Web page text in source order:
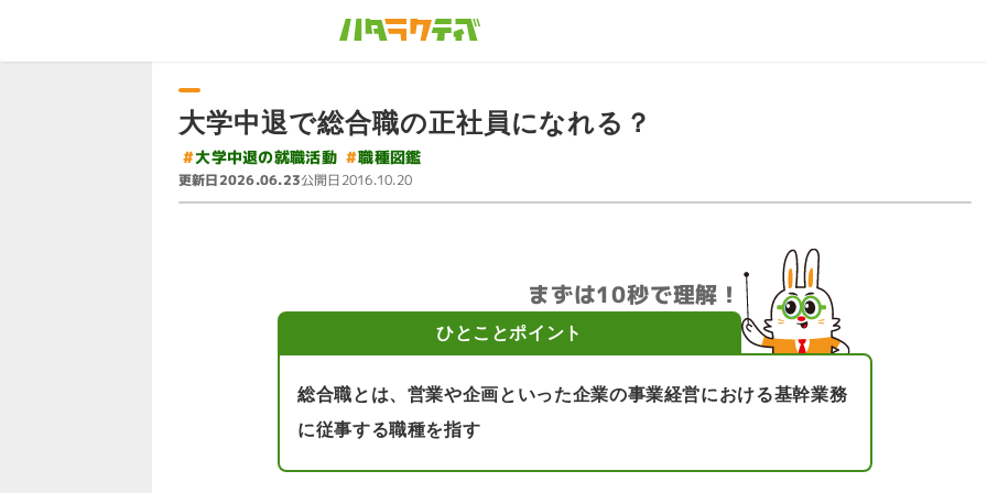
大学中退で総合職の正社員になれる？
#大学中退の就職活動 #職種図鑑
更新日2026.06.23公開日2016.10.20
まずは10秒で理解！
ひとことポイント
総合職とは、営業や企画といった企業の事業経営における基幹業務
に従事する職種を指す